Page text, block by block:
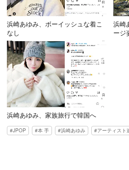
浜崎あゆみ、ボーイッシュな着こ
なし
浜崎
ージ
浜崎あゆみ、家族旅行で韓国へ
JPOP 本 手 浜崎あゆみ アーティスト